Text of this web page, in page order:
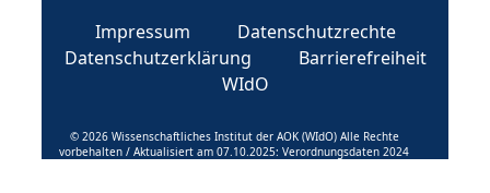
Impressum
Datenschutzrechte
Datenschutzerklärung
Barrierefreiheit
WIdO
© 2026 Wissenschaftliches Institut der AOK (WIdO) Alle Rechte
vorbehalten / Aktualisiert am 07.10.2025: Verordnungsdaten 2024